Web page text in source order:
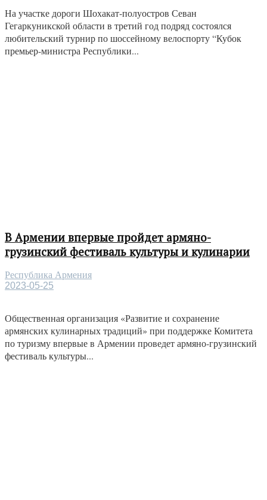
На участке дороги Шохакат-полуостров Севан
Гегаркуникской области в третий год подряд состоялся
любительский турнир по шоссейному велоспорту “Кубок
премьер-министра Республики...
В Армении впервые пройдет армяно-
грузинский фестиваль культуры и кулинарии
Республика Армения
2023-05-25
Общественная организация «Развитие и сохранение
армянских кулинарных традиций» при поддержке Комитета
по туризму впервые в Армении проведет армяно-грузинский
фестиваль культуры...